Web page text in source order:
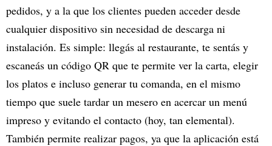
pedidos, y a la que los clientes pueden acceder desde
cualquier dispositivo sin necesidad de descarga ni
instalación. Es simple: llegás al restaurante, te sentás y
escaneás un código QR que te permite ver la carta, elegir
los platos e incluso generar tu comanda, en el mismo
tiempo que suele tardar un mesero en acercar un menú
impreso y evitando el contacto (hoy, tan elemental).
También permite realizar pagos, ya que la aplicación está